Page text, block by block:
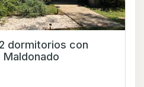
dormitorios con
Maldonado